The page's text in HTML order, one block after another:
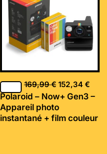
169,99€
169,99 €.
152,34 €
Polaroid – Now+ Gen3 –
Appareil photo
instantané + film couleur